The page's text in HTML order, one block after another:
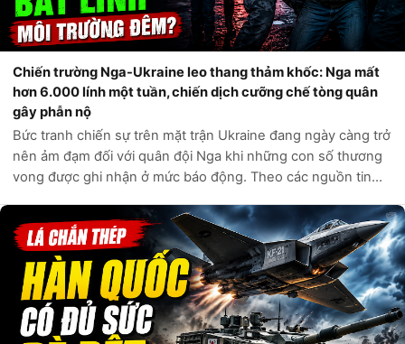
Chiến trường Nga-Ukraine leo thang thảm khốc: Nga mất
hơn 6.000 lính một tuần, chiến dịch cưỡng chế tòng quân
gây phẫn nộ
Bức tranh chiến sự trên mặt trận Ukraine đang ngày càng trở
nên ảm đạm đối với quân đội Nga khi những con số thương
vong được ghi nhận ở mức báo động. Theo các nguồn tin
vòng một tuần qua, q...